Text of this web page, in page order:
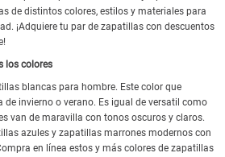
de distintos colores, estilos y materiales para
¡Adquiere tu par de zapatillas con descuentos
los colores
blancas para hombre. Este color que
invierno o verano. Es igual de versatil como
van de maravilla con tonos oscuros y claros.
azules y zapatillas marrones modernos con
en línea estos y más colores de zapatillas